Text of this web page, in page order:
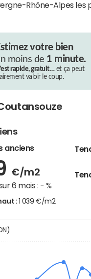
Rhône-Alpes les
votre bien
moins de 1 minute.
rapide, gratuit…et ça peut
valoir le coup.
anciens
€/m2
6 mois : - %
: 1 039 €/m2